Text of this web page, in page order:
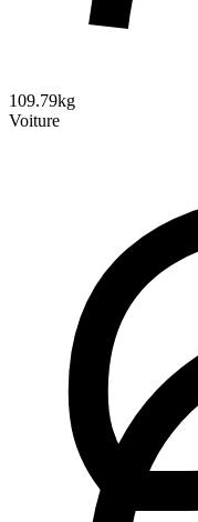
109.79kg
Voiture